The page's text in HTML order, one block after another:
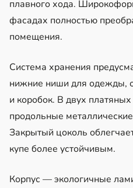
плавного хода.
фасадах полностью
помещения.
Система хранения
нижние ниши для одежды,
и коробок. В двух
продольные
Закрытый цоколь
купе более устойчивым.
Корпус — экологичные